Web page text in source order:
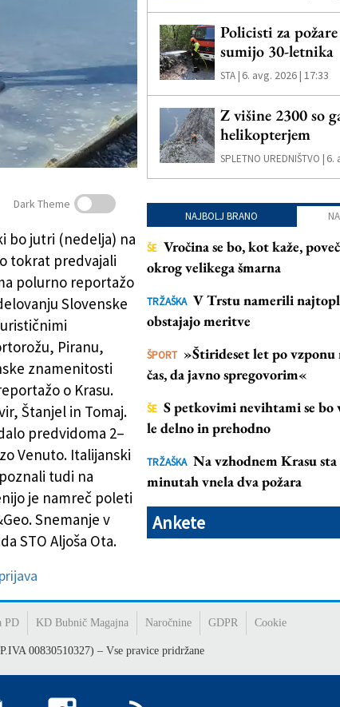
Dark Theme
bo jutri (nedelja) na
tokrat predvajali
polurno reportažo
Slovenske
Piranu,
znamenitosti
o Krasu.
Štanjel in Tomaj.
predvidoma 2–
Venuto. Italijanski
tudi na
je namreč poleti
Snemanje v
STO Aljoša Ota.
Policisti za
sumijo 30-letnika
STA | 6. avg. 2026 | 17:33
Z višine 2300 so
helikopterjem
SPLETNO UREDNIŠTVO | 6.
NAJBOLJ BRANO
ŠE Vročina se bo, kot kaže,
okrog velikega šmarna
TRŽAŠKA V Trstu namerili
obstajajo meritve
ŠPORT »Štirideset let po vzponu
čas, da javno spregovorim«
ŠE S petkovimi nevihtami se bo
le delno in prehodno
TRŽAŠKA Na vzhodnem Krasu sta
minutah vnela dva požara
Ankete
PD KD Bubnič Magajna Naročnine GDPR Cookie
00830510327) – Vse pravice pridržane